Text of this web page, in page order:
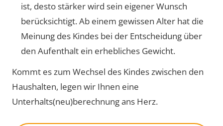
ist, desto stärker wird sein eigener Wunsch
berücksichtigt. Ab einem gewissen Alter hat die
Meinung des Kindes bei der Entscheidung über
den Aufenthalt ein erhebliches Gewicht.
Kommt es zum Wechsel des Kindes zwischen den
Haushalten, legen wir Ihnen eine
Unterhalts(neu)berechnung ans Herz.